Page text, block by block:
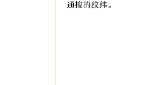
通梭的纹纬。